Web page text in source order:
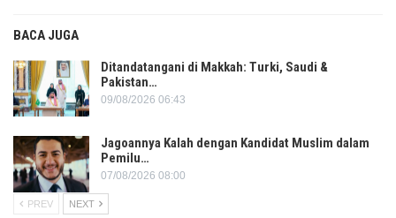
BACA JUGA
Ditandatangani di Makkah: Turki, Saudi &
Pakistan…
09/08/2026 06:43
Jagoannya Kalah dengan Kandidat Muslim dalam
Pemilu…
07/08/2026 08:00
PREV NEXT